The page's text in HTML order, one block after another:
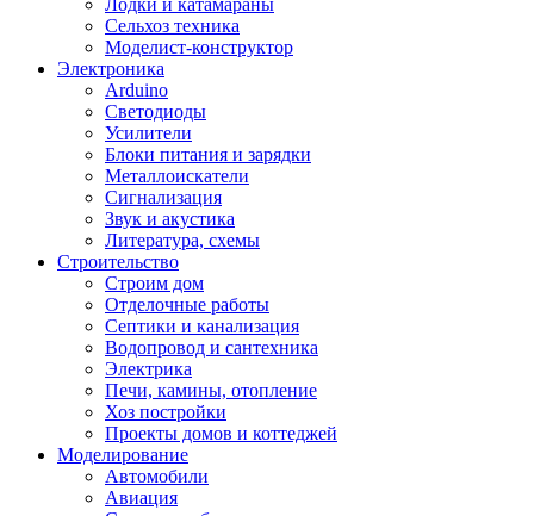
Лодки и катамараны
Сельхоз техника
Моделист-конструктор
Электроника
Arduino
Светодиоды
Усилители
Блоки питания и зарядки
Металлоискатели
Сигнализация
Звук и акустика
Литература, схемы
Строительство
Строим дом
Отделочные работы
Септики и канализация
Водопровод и сантехника
Электрика
Печи, камины, отопление
Хоз постройки
Проекты домов и коттеджей
Моделирование
Автомобили
Авиация